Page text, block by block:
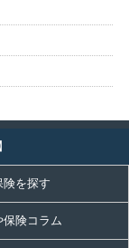
険を探す
保険コラム